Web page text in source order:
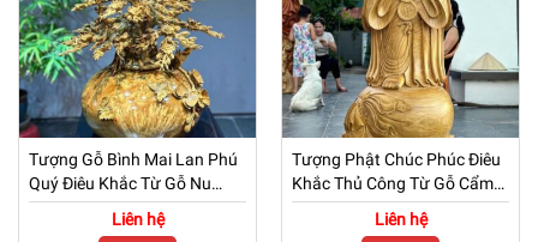
Tượng Gỗ Bình Mai Lan Phú
Quý Điêu Khắc Từ Gỗ Nu
Ngọc Nghiến
Liên hệ
Tượng Phật Chúc Phúc Điêu
Khắc Thủ Công Từ Gỗ Cẩm
Vàng
Liên hệ